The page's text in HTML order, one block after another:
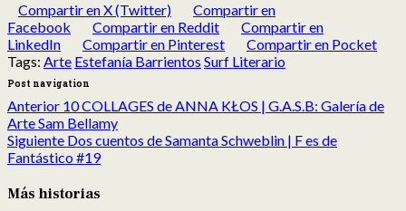
Compartir en X (Twitter)
Compartir en
Facebook
Compartir en Reddit
Compartir en
LinkedIn
Compartir en Pinterest
Compartir en Pocket
Tags: Arte Estefanía Barrientos Surf Literario
Post navigation
Anterior 10 COLLAGES de ANNA KŁOS | G.A.S.B: Galería de
Arte Sam Bellamy
Siguiente Dos cuentos de Samanta Schweblin | F es de
Fantástico #19
Más historias